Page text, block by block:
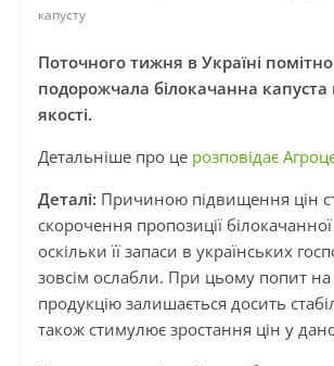
капусту
Поточного тижня в Україні помітно
подорожчала білокачанна капуста
якості.
Детальніше про це розповідає
Деталі: Причиною підвищення цін
скорочення пропозиції
оскільки її запаси в українських
зовсім ослабли. При цьому попит
продукцію залишається досить
також стимулює зростання цін у